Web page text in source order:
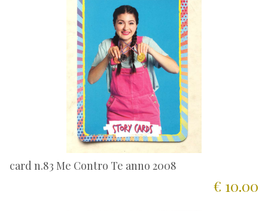
card n.83 Me Contro Te anno 2008
€ 10.00